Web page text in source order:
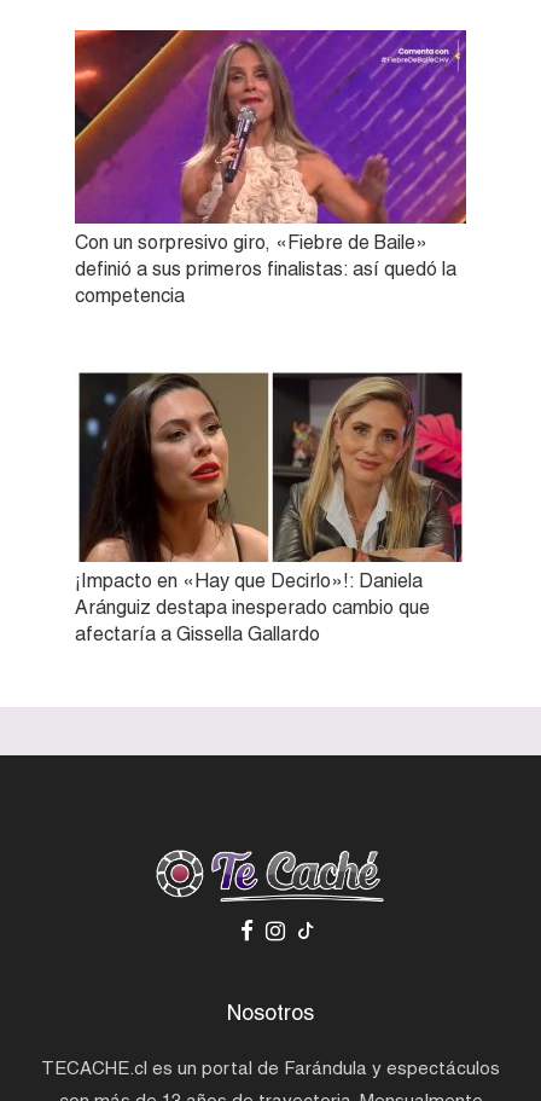
Con un sorpresivo giro, «Fiebre de Baile»
definió a sus primeros finalistas: así quedó la
competencia
¡Impacto en «Hay que Decirlo»!: Daniela
Aránguiz destapa inesperado cambio que
afectaría a Gissella Gallardo
Nosotros
TECACHE.cl es un portal de Farándula y espectáculos